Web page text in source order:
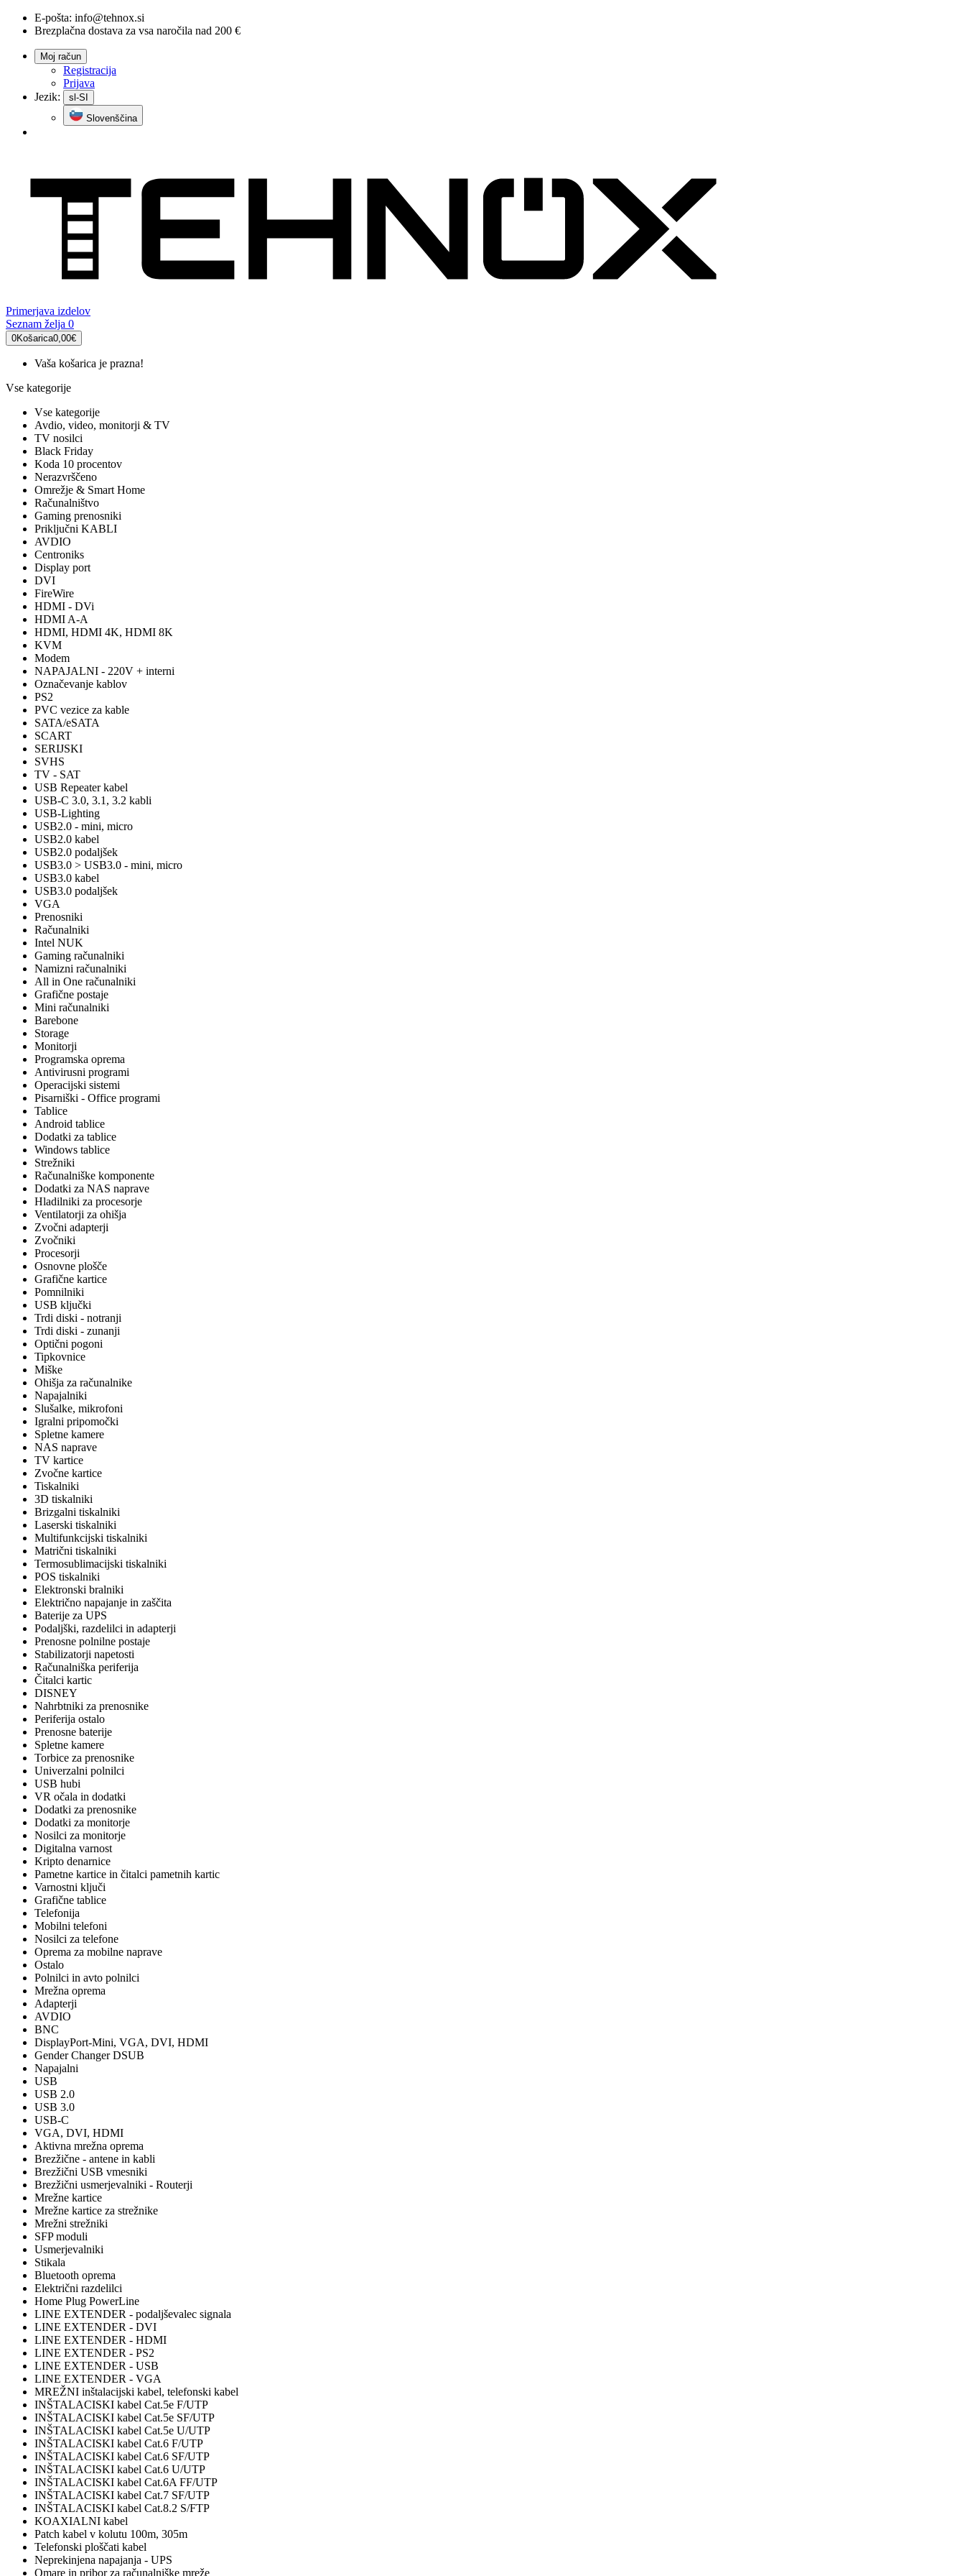
E-pošta: info@tehnox.si
Brezplačna dostava za vsa naročila nad 200 €
Moj račun
Registracija
Prijava
Jezik:
sl-SI
Slovenščina
Primerjava izdelov
Seznam želja 0
0Košarica0,00€
Vaša košarica je prazna!
Vse kategorije
Vse kategorije
Avdio, video, monitorji & TV
TV nosilci
Black Friday
Koda 10 procentov
Nerazvrščeno
Omrežje & Smart Home
Računalništvo
Gaming prenosniki
Priključni KABLI
AVDIO
Centroniks
Display port
DVI
FireWire
HDMI - DVi
HDMI A-A
HDMI, HDMI 4K, HDMI 8K
KVM
Modem
NAPAJALNI - 220V + interni
Označevanje kablov
PS2
PVC vezice za kable
SATA/eSATA
SCART
SERIJSKI
SVHS
TV - SAT
USB Repeater kabel
USB-C 3.0, 3.1, 3.2 kabli
USB-Lighting
USB2.0 - mini, micro
USB2.0 kabel
USB2.0 podaljšek
USB3.0 > USB3.0 - mini, micro
USB3.0 kabel
USB3.0 podaljšek
VGA
Prenosniki
Računalniki
Intel NUK
Gaming računalniki
Namizni računalniki
All in One računalniki
Grafične postaje
Mini računalniki
Barebone
Storage
Monitorji
Programska oprema
Antivirusni programi
Operacijski sistemi
Pisarniški - Office programi
Tablice
Android tablice
Dodatki za tablice
Windows tablice
Strežniki
Računalniške komponente
Dodatki za NAS naprave
Hladilniki za procesorje
Ventilatorji za ohišja
Zvočni adapterji
Zvočniki
Procesorji
Osnovne plošče
Grafične kartice
Pomnilniki
USB ključki
Trdi diski - notranji
Trdi diski - zunanji
Optični pogoni
Tipkovnice
Miške
Ohišja za računalnike
Napajalniki
Slušalke, mikrofoni
Igralni pripomočki
Spletne kamere
NAS naprave
TV kartice
Zvočne kartice
Tiskalniki
3D tiskalniki
Brizgalni tiskalniki
Laserski tiskalniki
Multifunkcijski tiskalniki
Matrični tiskalniki
Termosublimacijski tiskalniki
POS tiskalniki
Elektronski bralniki
Električno napajanje in zaščita
Baterije za UPS
Podaljški, razdelilci in adapterji
Prenosne polnilne postaje
Stabilizatorji napetosti
Računalniška periferija
Čitalci kartic
DISNEY
Nahrbtniki za prenosnike
Periferija ostalo
Prenosne baterije
Spletne kamere
Torbice za prenosnike
Univerzalni polnilci
USB hubi
VR očala in dodatki
Dodatki za prenosnike
Dodatki za monitorje
Nosilci za monitorje
Digitalna varnost
Kripto denarnice
Pametne kartice in čitalci pametnih kartic
Varnostni ključi
Grafične tablice
Telefonija
Mobilni telefoni
Nosilci za telefone
Oprema za mobilne naprave
Ostalo
Polnilci in avto polnilci
Mrežna oprema
Adapterji
AVDIO
BNC
DisplayPort-Mini, VGA, DVI, HDMI
Gender Changer DSUB
Napajalni
USB
USB 2.0
USB 3.0
USB-C
VGA, DVI, HDMI
Aktivna mrežna oprema
Brezžične - antene in kabli
Brezžični USB vmesniki
Brezžični usmerjevalniki - Routerji
Mrežne kartice
Mrežne kartice za strežnike
Mrežni strežniki
SFP moduli
Usmerjevalniki
Stikala
Bluetooth oprema
Električni razdelilci
Home Plug PowerLine
LINE EXTENDER - podaljševalec signala
LINE EXTENDER - DVI
LINE EXTENDER - HDMI
LINE EXTENDER - PS2
LINE EXTENDER - USB
LINE EXTENDER - VGA
MREŽNI inštalacijski kabel, telefonski kabel
INŠTALACISKI kabel Cat.5e F/UTP
INŠTALACISKI kabel Cat.5e SF/UTP
INŠTALACISKI kabel Cat.5e U/UTP
INŠTALACISKI kabel Cat.6 F/UTP
INŠTALACISKI kabel Cat.6 SF/UTP
INŠTALACISKI kabel Cat.6 U/UTP
INŠTALACISKI kabel Cat.6A FF/UTP
INŠTALACISKI kabel Cat.7 SF/UTP
INŠTALACISKI kabel Cat.8.2 S/FTP
KOAXIALNI kabel
Patch kabel v kolutu 100m, 305m
Telefonski ploščati kabel
Neprekinjena napajanja - UPS
Omare in pribor za računalniške mreže